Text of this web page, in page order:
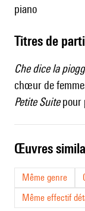
piano
Titres de
Che dice la
chœur de
Petite Suitepour
œuvres
Même genre
Même effectif